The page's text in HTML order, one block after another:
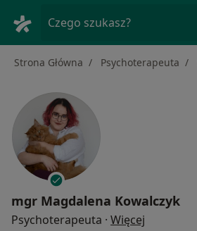
Czego szukasz?
Strona Główna Psychoterapeuta
mgr Magdalena Kowalczyk
Psychoterapeuta · Więcej